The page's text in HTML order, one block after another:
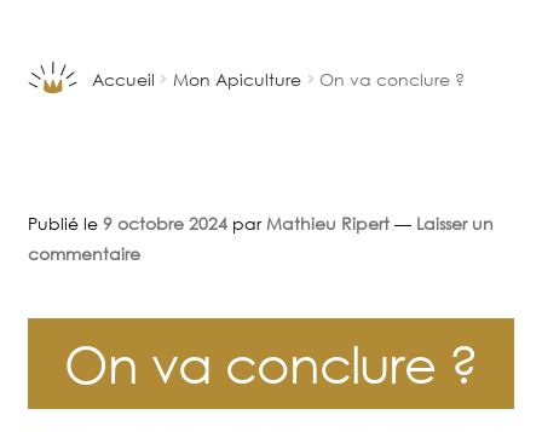
la
contenuAccueil Mon Apiculture On va conclure ?
Publié le 9 octobre 2024 parMathieu Ripert — Laisser un
commentaire
On va conclure ?